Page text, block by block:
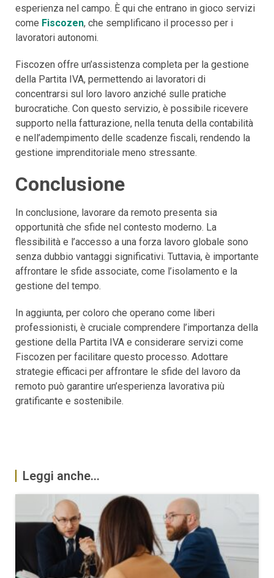
esperienza nel campo. È qui che entrano in gioco servizi
come Fiscozen, che semplificano il processo per i
lavoratori autonomi.
Fiscozen offre un’assistenza completa per la gestione
della Partita IVA, permettendo ai lavoratori di
concentrarsi sul loro lavoro anziché sulle pratiche
burocratiche. Con questo servizio, è possibile ricevere
supporto nella fatturazione, nella tenuta della contabilità
e nell’adempimento delle scadenze fiscali, rendendo la
gestione imprenditoriale meno stressante.
Conclusione
In conclusione, lavorare da remoto presenta sia
opportunità che sfide nel contesto moderno. La
flessibilità e l’accesso a una forza lavoro globale sono
senza dubbio vantaggi significativi. Tuttavia, è importante
affrontare le sfide associate, come l’isolamento e la
gestione del tempo.
In aggiunta, per coloro che operano come liberi
professionisti, è cruciale comprendere l’importanza della
gestione della Partita IVA e considerare servizi come
Fiscozen per facilitare questo processo. Adottare
strategie efficaci per affrontare le sfide del lavoro da
remoto può garantire un’esperienza lavorativa più
gratificante e sostenibile.
Leggi anche...